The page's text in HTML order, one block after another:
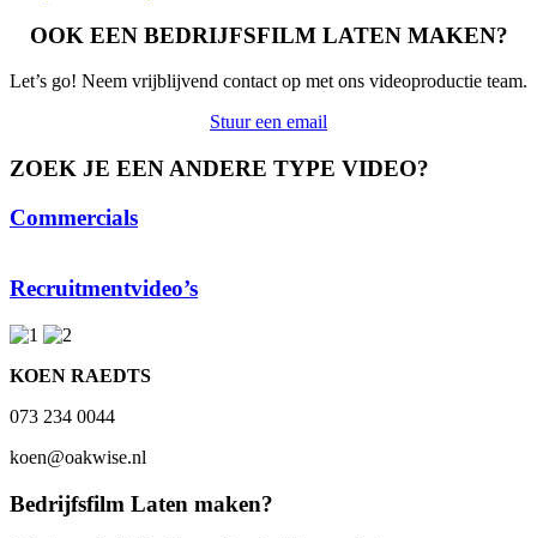
OOK EEN BEDRIJFSFILM LATEN MAKEN?
Let’s go! Neem vrijblijvend contact op met ons videoproductie team.
Stuur een email
ZOEK JE EEN ANDERE TYPE VIDEO?
Commercials
Recruitmentvideo’s
KOEN RAEDTS
073 234 0044
koen@oakwise.nl
Bedrijfsfilm Laten maken?